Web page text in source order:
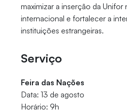
maximizar a inserção da Unifor
internacional e fortalecer a
instituições estrangeiras.
Serviço
Feira das Nações
Data: 13 de agosto
Horário: 9h